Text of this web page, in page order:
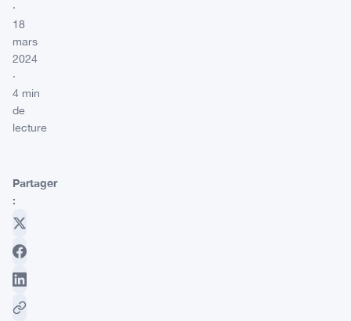
·
18
mars
2024
·
4 min
de
lecture
Partager
: